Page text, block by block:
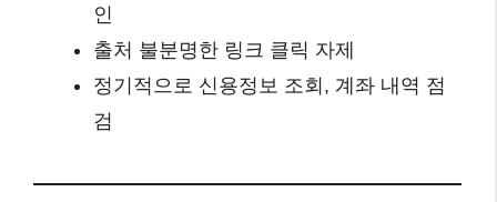
인
출처 불분명한 링크 클릭 자제
정기적으로 신용정보 조회, 계좌 내역 점
검